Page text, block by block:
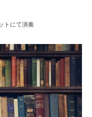
トにて演奏